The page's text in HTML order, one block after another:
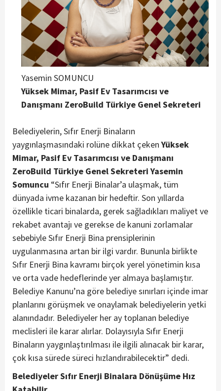
Yasemin SOMUNCU
Yüksek Mimar, Pasif Ev Tasarımcısı ve
Danışmanı ZeroBuild Türkiye Genel Sekreteri
Belediyelerin, Sıfır Enerji Binaların
yaygınlaşmasındaki rolüne dikkat çekenYüksek
Mimar, Pasif Ev Tasarımcısı ve Danışmanı
ZeroBuild Türkiye Genel Sekreteri Yasemin
Somuncu “Sıfır Enerji Binalar’a ulaşmak, tüm
dünyada ivme kazanan bir hedeftir. Son yıllarda
özellikle ticari binalarda, gerek sağladıkları maliyet ve
rekabet avantajı ve gerekse de kanuni zorlamalar
sebebiyle Sıfır Enerji Bina prensiplerinin
uygulanmasına artan bir ilgi vardır. Bununla birlikte
Sıfır Enerji Bina kavramı birçok yerel yönetimin kısa
ve orta vade hedeflerinde yer almaya başlamıştır.
Belediye Kanunu’na göre belediye sınırları içinde imar
planlarını görüşmek ve onaylamak belediyelerin yetki
alanındadır. Belediyeler her ay toplanan belediye
meclisleri ile karar alırlar. Dolayısıyla Sıfır Enerji
Binaların yaygınlaştırılması ile ilgili alınacak bir karar,
çok kısa sürede süreci hızlandırabilecektir” dedi.
Belediyeler Sıfır Enerji Binalara Dönüşüme Hız